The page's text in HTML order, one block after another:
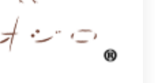
Tags